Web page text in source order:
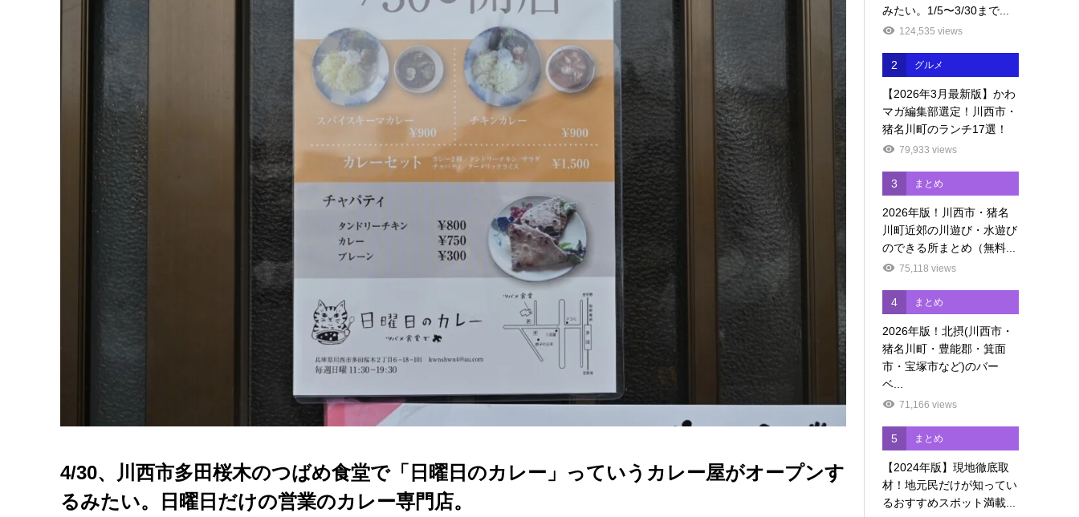
4/30、川西市多田桜木のつばめ食堂で「日曜日のカレー」っていうカレー屋がオープンす
るみたい。日曜日だけの営業のカレー専門店。
みたい。1/5〜3/30まで...
124,535 views
2 グルメ
【2026年3月最新版】かわ
マガ編集部選定！川西市・
猪名川町のランチ17選！
79,933 views
3 まとめ
2026年版！川西市・猪名
川町近郊の川遊び・水遊び
のできる所まとめ（無料...
75,118 views
4 まとめ
2026年版！北摂(川西市・
猪名川町・豊能郡・箕面
市・宝塚市など)のバー
ベ...
71,166 views
5 まとめ
【2024年版】現地徹底取
材！地元民だけが知ってい
るおすすめスポット満載...